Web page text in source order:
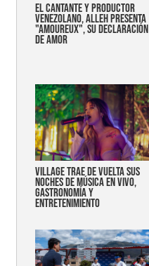
EL CANTANTE Y PRODUCTOR
VENEZOLANO, ALLEH PRESENTA
"AMOUREUX", SU DECLARACIÓN
DE AMOR
Village trae de vuelta sus
noches de música en vivo,
gastronomía y
entretenimiento